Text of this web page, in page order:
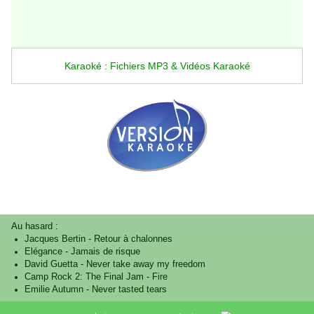
Karaoké : Fichiers MP3 & Vidéos Karaoké
Au hasard :
Jacques Bertin- Retour à chalonnes
Elégance- Jamais de risque
David Guetta- Never take away my freedom
Camp Rock 2: The Final Jam - Fire
Emilie Autumn- Never tasted tears